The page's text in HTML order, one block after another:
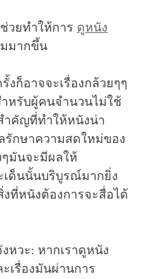
วยทำให้การ ดูหนัง
มากขึ้น
งก็อาจจะเรื่องกล้วยๆๆ
หรับผู้คนจำนวนไม่ใช้
ำคัญที่ทำให้หนังน่า
รักษาความสดใหม่ของ
ๆมันจะมีผลให้
เด็นนั้นบริบูรณ์มากยิ่ง
ที่หนังต้องการจะสื่อได้
หวะ: หากเราดูหนัง
เรื่องมันผ่านการ